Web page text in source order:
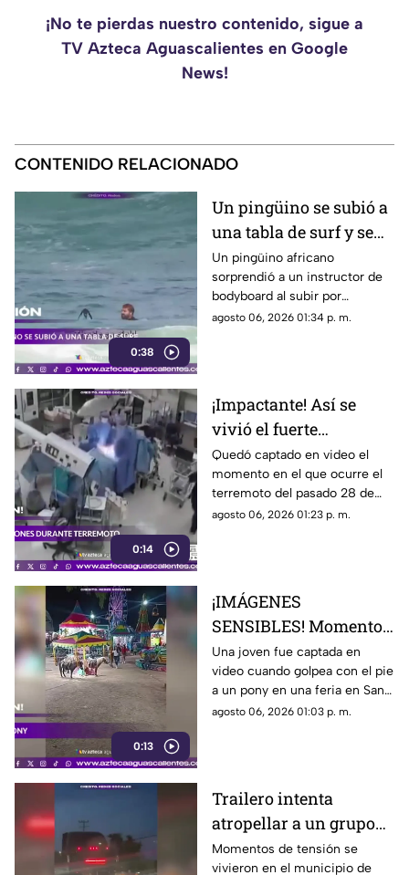
¡No te pierdas nuestro contenido, sigue a
TV Azteca Aguascalientes en Google
News!
CONTENIDO RELACIONADO
0:38
Un pingüino se subió a
una tabla de surf y se
viraliza
Un pingüino africano
sorprendió a un instructor de
bodyboard al subir por
iniciativa propia a su tabla y
agosto 06, 2026 01:34 p. m.
0:14
¡Impactante! Así se
vivió el fuerte
terremoto en el
quirófano de un
hospital
Quedó captado en video el
momento en el que ocurre el
terremoto del pasado 28 de
julio en Japón al interior de un
agosto 06, 2026 01:23 p. m.
0:13
¡IMÁGENES
SENSIBLES! Momento
en el que mujer golpea
a un pony durante una
feria
Una joven fue captada en
video cuando golpea con el pie
a un pony en una feria en San
Luis Potosí; el hecho ha
agosto 06, 2026 01:03 p. m.
Trailero intenta
atropellar a un grupo
de personas y choca
Momentos de tensión se
vivieron en el municipio de